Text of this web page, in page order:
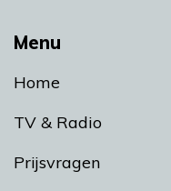
Menu
Home
TV & Radio
Prijsvragen